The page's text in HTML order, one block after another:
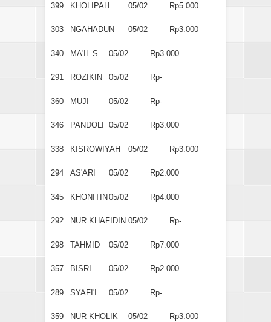
399 KHOLIPAH 05/02 Rp5.000
303 NGAHADUN 05/02 Rp3.000
340 MA'IL S 05/02 Rp3.000
291 ROZIKIN 05/02 Rp-
360 MUJI 05/02 Rp-
346 PANDOLI 05/02 Rp3.000
338 KISROWIYAH 05/02 Rp3.000
294 AS'ARI 05/02 Rp2.000
345 KHONITIN 05/02 Rp4.000
292 NUR KHAFIDIN 05/02 Rp-
298 TAHMID 05/02 Rp7.000
357 BISRI 05/02 Rp2.000
289 SYAFI'I 05/02 Rp-
359 NUR KHOLIK 05/02 Rp3.000